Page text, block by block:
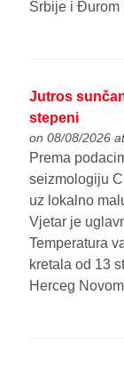
Srbije i Đurom
Jutros
stepeni
on 08/08/2026
Prema
seizmologiju
uz lokalno
Vjetar je
Temperatura
kretala od 13
Herceg